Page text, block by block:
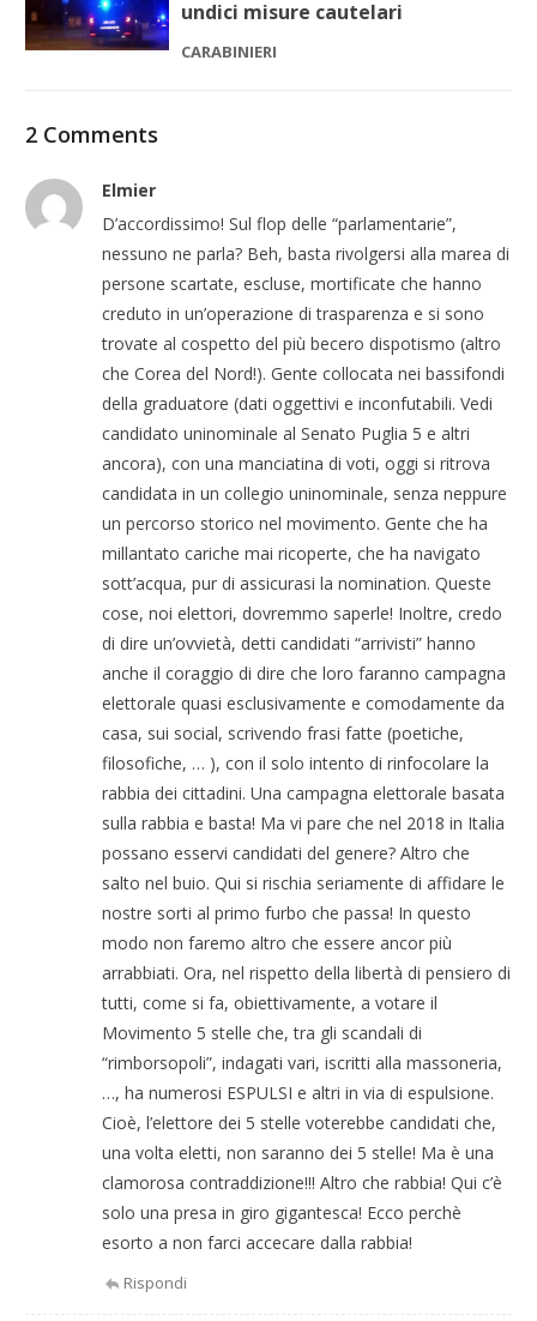
undici misure cautelari
CARABINIERI
2 Comments
Elmier
D’accordissimo! Sul flop delle “parlamentarie”,
nessuno ne parla? Beh, basta rivolgersi alla marea di
persone scartate, escluse, mortificate che hanno
creduto in un’operazione di trasparenza e si sono
trovate al cospetto del più becero dispotismo (altro
che Corea del Nord!). Gente collocata nei bassifondi
della graduatore (dati oggettivi e inconfutabili. Vedi
candidato uninominale al Senato Puglia 5 e altri
ancora), con una manciatina di voti, oggi si ritrova
candidata in un collegio uninominale, senza neppure
un percorso storico nel movimento. Gente che ha
millantato cariche mai ricoperte, che ha navigato
sott’acqua, pur di assicurasi la nomination. Queste
cose, noi elettori, dovremmo saperle! Inoltre, credo
di dire un’ovvietà, detti candidati “arrivisti” hanno
anche il coraggio di dire che loro faranno campagna
elettorale quasi esclusivamente e comodamente da
casa, sui social, scrivendo frasi fatte (poetiche,
filosofiche, … ), con il solo intento di rinfocolare la
rabbia dei cittadini. Una campagna elettorale basata
sulla rabbia e basta! Ma vi pare che nel 2018 in Italia
possano esservi candidati del genere? Altro che
salto nel buio. Qui si rischia seriamente di affidare le
nostre sorti al primo furbo che passa! In questo
modo non faremo altro che essere ancor più
arrabbiati. Ora, nel rispetto della libertà di pensiero di
tutti, come si fa, obiettivamente, a votare il
Movimento 5 stelle che, tra gli scandali di
“rimborsopoli”, indagati vari, iscritti alla massoneria,
…, ha numerosi ESPULSI e altri in via di espulsione.
Cioè, l’elettore dei 5 stelle voterebbe candidati che,
una volta eletti, non saranno dei 5 stelle! Ma è una
clamorosa contraddizione!!! Altro che rabbia! Qui c’è
solo una presa in giro gigantesca! Ecco perchè
esorto a non farci accecare dalla rabbia!
Rispondi